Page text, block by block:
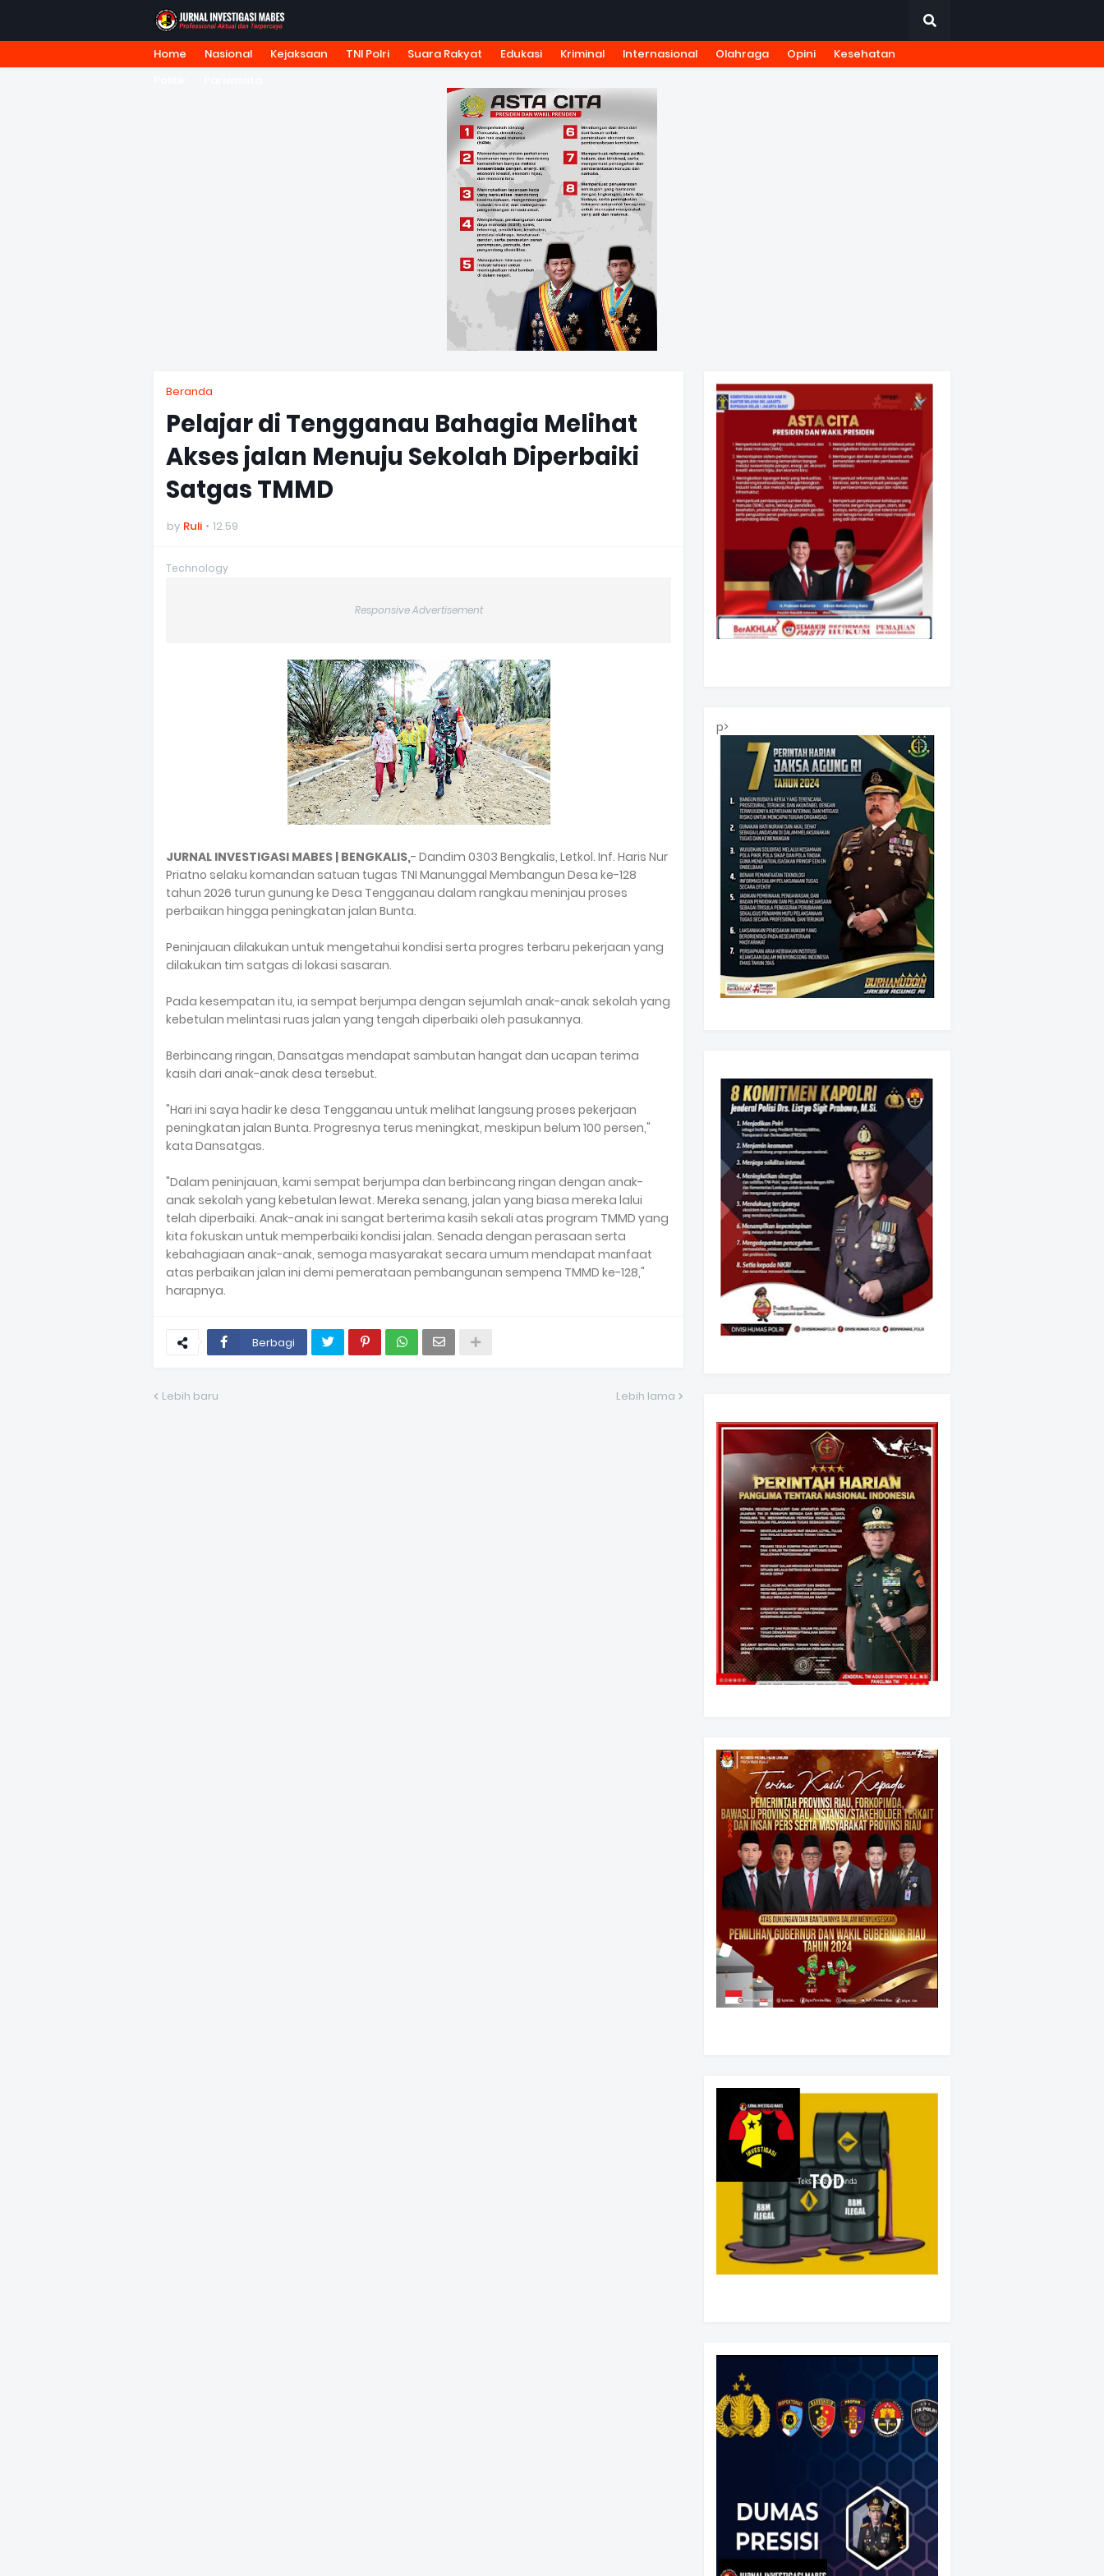
HOME TENTANG KAMI REDAKSI TARIF IKLAN PEDOMAN MEDIA SIBER KODE ETIK JURNALISTIK
Home Nasional Kejaksaan TNI Polri Suara Rakyat Edukasi Kriminal Internasional Olahraga Opini
Kesehatan
Beranda
Pelajar di Tengganau Bahagia Melihat
Akses jalan Menuju Sekolah Diperbaiki
Satgas TMMD
by Ruli 12.59
Technology
Responsive Advertisement
JURNAL INVESTIGASI MABES | BENGKALIS,- Dandim 0303 Bengkalis, Letkol. Inf. Haris Nur
Priatno selaku komandan satuan tugas TNI Manunggal Membangun Desa ke-128
tahun 2026 turun gunung ke Desa Tengganau dalam rangkau meninjau proses
perbaikan hingga peningkatan jalan Bunta.
Peninjauan dilakukan untuk mengetahui kondisi serta progres terbaru pekerjaan yang
dilakukan tim satgas di lokasi sasaran.
Pada kesempatan itu, ia sempat berjumpa dengan sejumlah anak-anak sekolah yang
kebetulan melintasi ruas jalan yang tengah diperbaiki oleh pasukannya.
Berbincang ringan, Dansatgas mendapat sambutan hangat dan ucapan terima
kasih dari anak-anak desa tersebut.
"Hari ini saya hadir ke desa Tengganau untuk melihat langsung proses pekerjaan
peningkatan jalan Bunta. Progresnya terus meningkat, meskipun belum 100 persen,"
kata Dansatgas.
"Dalam peninjauan, kami sempat berjumpa dan berbincang ringan dengan anak-
anak sekolah yang kebetulan lewat. Mereka senang, jalan yang biasa mereka lalui
telah diperbaiki. Anak-anak ini sangat berterima kasih sekali atas program TMMD yang
kita fokuskan untuk memperbaiki kondisi jalan. Senada dengan perasaan serta
kebahagiaan anak-anak, semoga masyarakat secara umum mendapat manfaat
atas perbaikan jalan ini demi pemerataan pembangunan sempena TMMD ke-128,"
harapnya.
Berbagi
Lebih baru Lebih lama
p>